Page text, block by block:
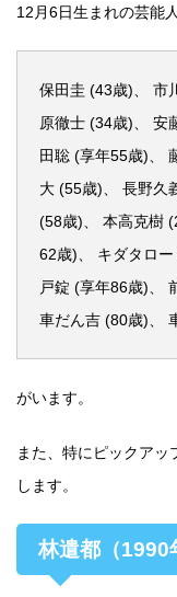
12月6日生まれの芸能
保田圭 (43歳)、 市
原徹士 (34歳)、 安
田聡 (享年55歳)、
大 (55歳)、 長野久
(58歳)、 本高克樹
62歳)、 キダタロ
戸錠 (享年86歳)、
車だん吉 (80歳)、
がいます。
また、特にピックア
します。
林遣都（1990